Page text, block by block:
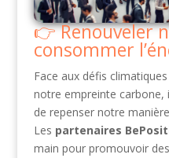
Renouveler
consommer
Face aux défis
notre empreinte carbone,
de repenser notre
Les partenaires
main pour promouvoir